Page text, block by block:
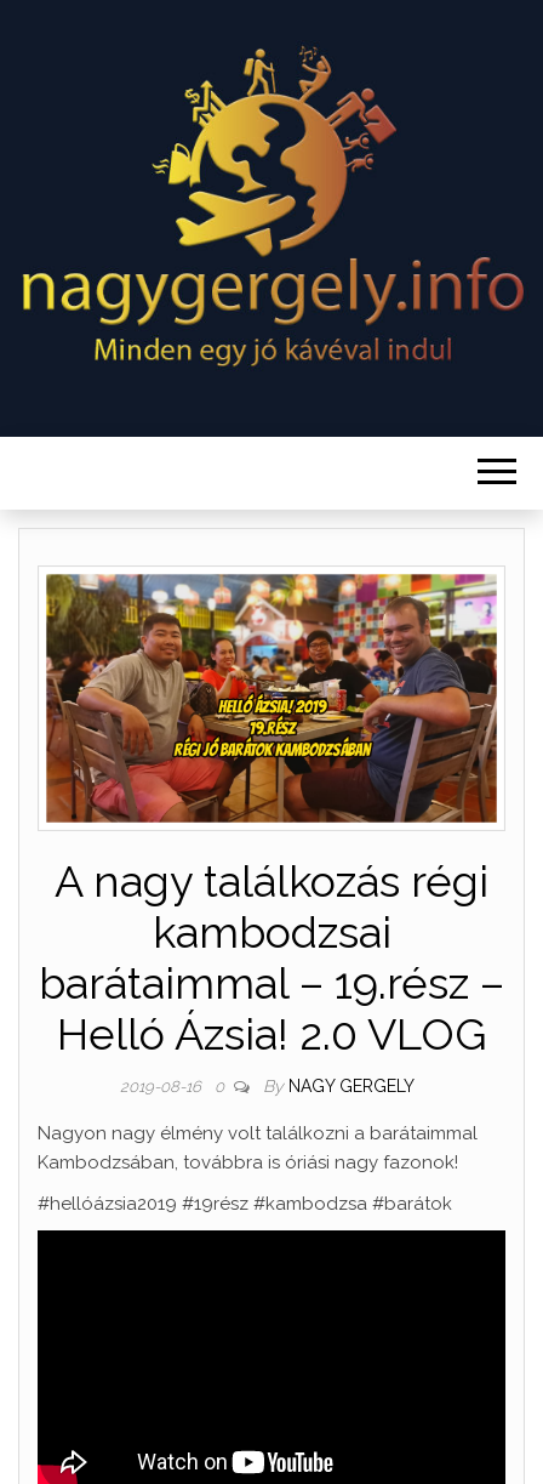
NAGY
GERGELY
Minden egy jó kávéval indul
A nagy találkozás régi
kambodzsai
barátaimmal – 19.rész –
Helló Ázsia! 2.0 VLOG
2019-08-16 0 By NAGY GERGELY
Nagyon nagy élmény volt találkozni a barátaimmal
Kambodzsában, továbbra is óriási nagy fazonok!
#hellóázsia2019 #19rész #kambodzsa #barátok